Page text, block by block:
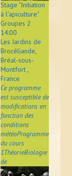
Stage "Initiation
à l'apiculture"
Groupes 2
14:00
Les Jardins de
Brocéliande,
Bréal-sous-
Montfort ,
France
Ce programme
est susceptible de
modifications en
fonction des
conditions
météoProgramme
du cours
1ThéorieBiologie
de